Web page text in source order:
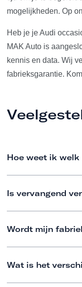
mogelijkheden. Op
Heb je je Audi
MAK Auto is
kennis en data. Wij
fabrieksgarantie.
Hoe weet ik
Is vervangend
Wordt mijn
Wat is het